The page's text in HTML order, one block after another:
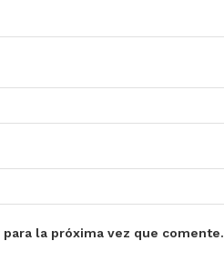
la próxima vez que comente.